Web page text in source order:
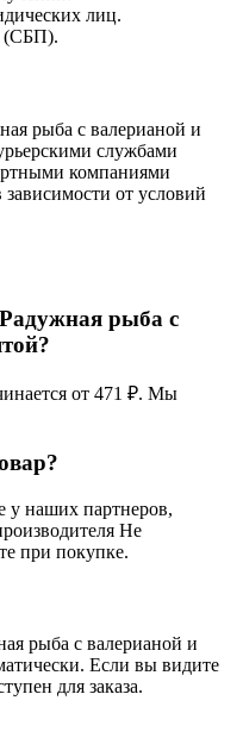
лиц.
(СБП).
рыба с валерианой и
службами
компаниями
от условий
рыба с
от 471 ₽. Мы
у наших партнеров,
Не
при покупке.
рыба с валерианой и
Если вы видите
для заказа.